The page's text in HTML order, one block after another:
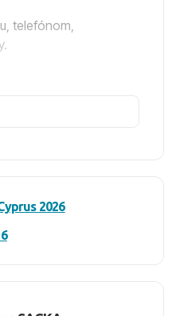
telefónom,
ihriska,
alkoholickými nápojmi
2026